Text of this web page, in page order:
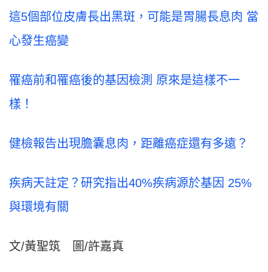
這5個部位皮膚長出黑斑，可能是胃腸長息肉 當
心發生癌變
罹癌前和罹癌後的基因檢測 原來是這樣不一
樣！
健檢報告出現膽囊息肉，距離癌症還有多遠？
疾病天註定？研究指出40%疾病源於基因 25%
與環境有關
文/黃聖筑 圖/許嘉真